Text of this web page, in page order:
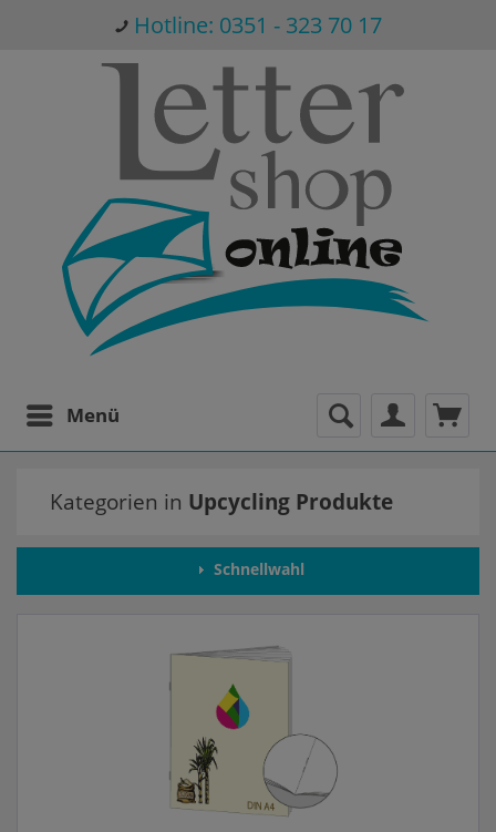
Hotline: 0351 - 323 70 17
Menü
Kategorien in Upcycling Produkte
Schnellwahl